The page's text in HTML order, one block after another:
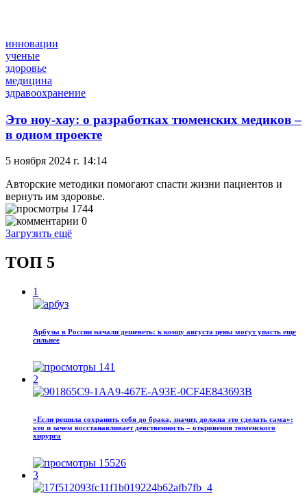
инновации
ученые
здоровье
медицина
здравоохранение
Это ноу-хау: о разработках тюменских медиков –
в одном проекте
5 ноября 2024 г. 14:14
Авторские методики помогают спасти жизни пациентов и
вернуть им здоровье.
1744
0
Загрузить ещё
ТОП 5
1
Арбузы в России начали дешеветь: к концу августа цены могут упасть еще
сильнее
141
2
«Если решила сохранить себя до брака, значит, должна это сделать сама»:
кто и зачем восстанавливает девственность – откровения тюменского
хирурга
15526
3